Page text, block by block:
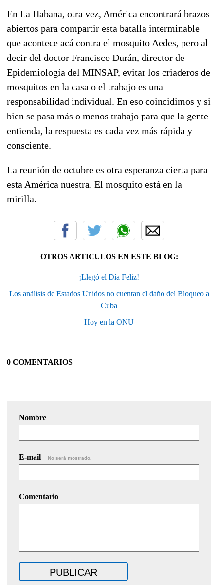
En La Habana, otra vez, América encontrará brazos
abiertos para compartir esta batalla interminable
que acontece acá contra el mosquito Aedes, pero al
decir del doctor Francisco Durán, director de
Epidemiología del MINSAP, evitar los criaderos de
mosquitos en la casa o el trabajo es una
responsabilidad individual. En eso coincidimos y si
bien se pasa más o menos trabajo para que la gente
entienda, la respuesta es cada vez más rápida y
consciente.
La reunión de octubre es otra esperanza cierta para
esta América nuestra. El mosquito está en la
mirilla.
OTROS ARTÍCULOS EN ESTE BLOG:
¡Llegó el Día Feliz!
Los análisis de Estados Unidos no cuentan el daño del Bloqueo a
Cuba
Hoy en la ONU
0 COMENTARIOS
Nombre
E-mail No será mostrado.
Comentario